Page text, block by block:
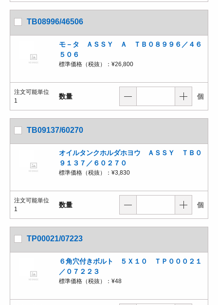
TB08996/46506
モ－タ ＡＳＳＹ Ａ ＴＢ０８９９６／４６
５０６
標準価格（税抜）： ¥26,800
注文可能単位
1
数量 個
TB09137/60270
オイルタンクホルダホヨウ ＡＳＳＹ ＴＢ０
９１３７／６０２７０
標準価格（税抜）： ¥3,830
注文可能単位
1
数量 個
TP00021/07223
６角穴付きボルト ５Ｘ１０ ＴＰ０００２１
／０７２２３
標準価格（税抜）： ¥48